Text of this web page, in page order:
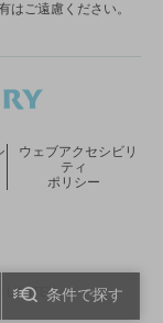
条件で探す
はご遠慮ください。
LIMITED.
ウェブアクセシビリ
ティ
ポリシー
ウィンドウで開く